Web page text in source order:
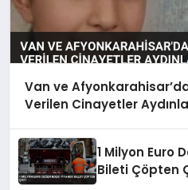
Van ve
Verilen Cinayetler
1 Milyon Euro
Bileti Çöpten